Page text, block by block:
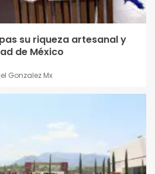
su riqueza artesanal y
de México
Gonzalez Mx